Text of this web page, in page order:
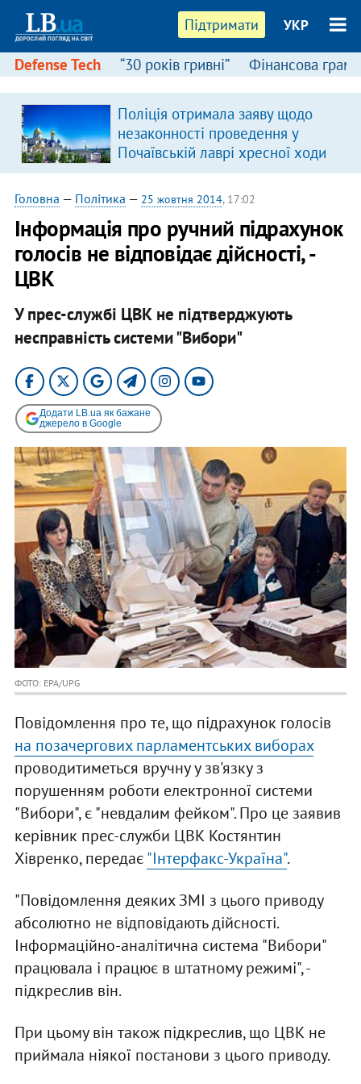
Підтримати УКР
Defense Tech “30 років гривні” Фінансова
Поліція отримала заяву щодо
незаконності проведення у
Почаївській лаврі хресної ходи
Головна — Політика — 25 жовтня 2014, 17:02
Інформація про ручний підрахунок
голосів не відповідає дійсності, -
ЦВК
У прес-службі ЦВК не підтверджують
несправність системи "Вибори"
Додати LB.ua як бажане
джерело в Google
ФОТО: EPA/UPG
Повідомлення про те, що підрахунок голосів
на позачергових парламентських виборах
проводитиметься вручну у зв'язку з
порушенням роботи електронної системи
"Вибори", є "невдалим фейком". Про це заявив
керівник прес-служби ЦВК Костянтин
Хівренко, передає"Інтерфакс-Україна".
"Повідомлення деяких ЗМІ з цього приводу
абсолютно не відповідають дійсності.
Інформаційно-аналітична система "Вибори"
працювала і працює в штатному режимі", -
підкреслив він.
При цьому він також підкреслив, що ЦВК не
приймала ніякої постанови з цього приводу.